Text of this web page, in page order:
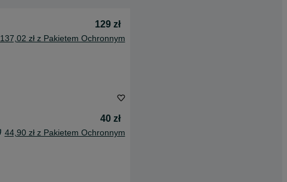
129 zł
137,02 zł z Pakietem Ochronnym
40 zł
44,90 zł z Pakietem Ochronnym